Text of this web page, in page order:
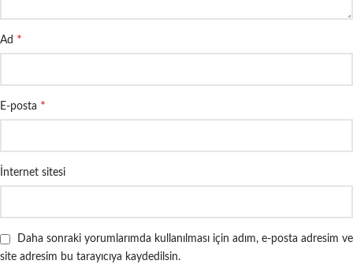
Ad *
E-posta *
İnternet sitesi
Daha sonraki yorumlarımda kullanılması için adım, e-posta adresim ve
site adresim bu tarayıcıya kaydedilsin.